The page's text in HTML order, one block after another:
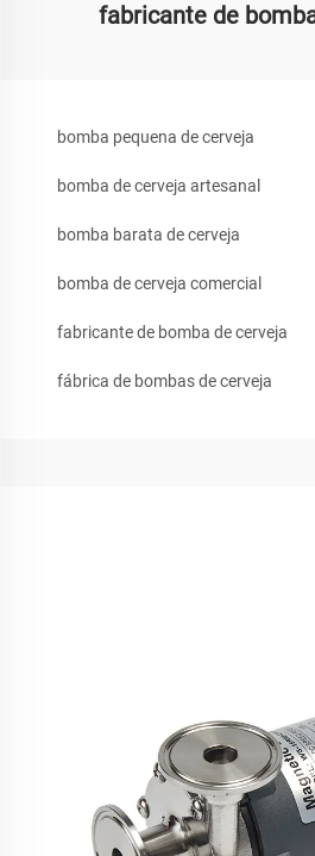
fabricante de
bomba pequena de cerveja
bomba de cerveja artesanal
bomba barata de cerveja
bomba de cerveja comercial
fabricante de bomba de cerveja
fábrica de bombas de cerveja